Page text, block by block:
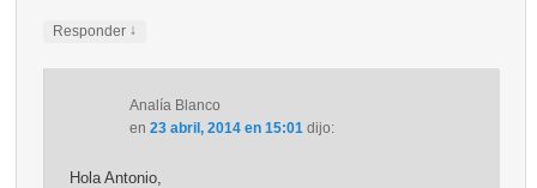
Responder ↓
Analía Blanco
en 23 abril, 2014 en 15:01 dijo:
Hola Antonio,